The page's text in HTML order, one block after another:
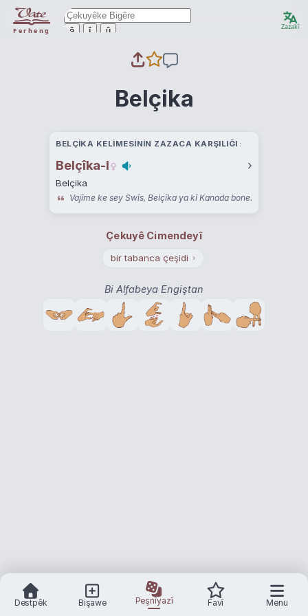
Ferheng ê î û Zazakî
Belçika
BELÇIKA KELIMESININ ZAZACA KARŞILIĞI
Belçîka-I ›
Belçika
Vajîme ke sey Swîs, Belçîka ya kî Kanada bone.
Çekuyê Cimendeyî
bir tabanca çeşidi ›
Bi Alfabeya Engiştan
Destpêk Bişawe Peşnîyazî Favî Menu